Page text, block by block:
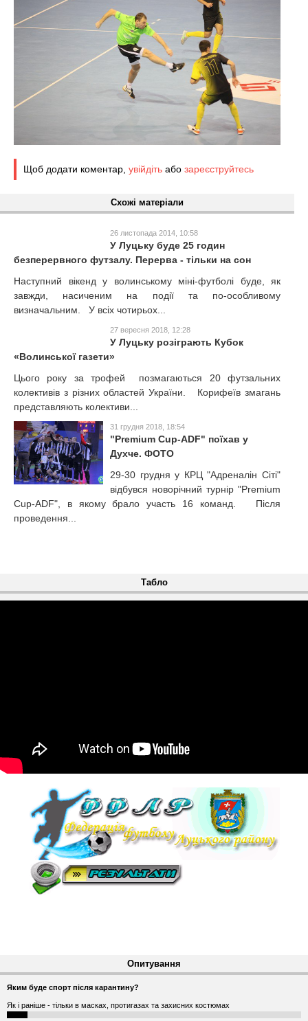
Щоб додати коментар, увійдіть або зареєструйтесь
Схожі матеріали
26 листопада 2014, 10:58
У Луцьку буде 25 годин
безперервного футзалу. Перерва - тільки на сон
Наступний вікенд у волинському міні-футболі буде, як
завжди, насиченим на події та по-особливому
визначальним. У всіх чотирьох...
27 вересня 2018, 12:28
У Луцьку розіграють Кубок
«Волинської газети»
Цього року за трофей позмагаються 20 футзальних
колективів з різних областей України. Корифеїв змагань
представляють колективи...
31 грудня 2018, 18:54
"Premium Cup-ADF" поїхав у
Духче. ФОТО
29-30 грудня у КРЦ "Адреналін Сіті"
відбувся новорічний турнір "Premium
Cup-ADF", в якому брало участь 16 команд. Після
проведення...
Табло
Опитування
Яким буде спорт після карантину?
Як і раніше - тільки в масках, протигазах та захисних костюмах